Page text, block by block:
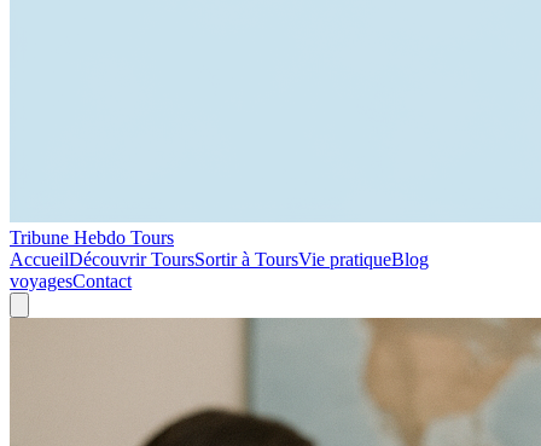
Tribune Hebdo Tours
AccueilDécouvrir ToursSortir à ToursVie pratiqueBlog
voyagesContact